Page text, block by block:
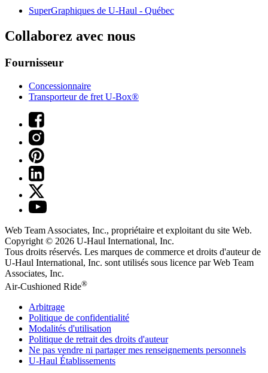
SuperGraphiques de U-Haul - Québec
Collaborez avec nous
Fournisseur
Concessionnaire
Transporteur de fret U-Box®
Web Team Associates, Inc., propriétaire et exploitant du site Web.
Copyright © 2026 U-Haul International, Inc.
Tous droits réservés. Les marques de commerce et droits d'auteur de
U-Haul International, Inc. sont utilisés sous licence par Web Team
Associates, Inc.
Air-Cushioned Ride®
Arbitrage
Politique de confidentialité
Modalités d'utilisation
Politique de retrait des droits d'auteur
Ne pas vendre ni partager mes renseignements personnels
U-Haul Établissements